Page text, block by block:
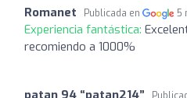
Romanet Publicada en 5
Experiencia fantástica:
recomiendo a 1000%
patan 94 “patan214”